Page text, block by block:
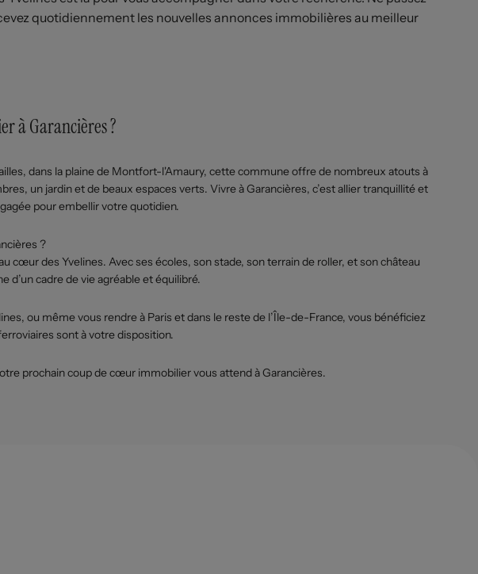
quotidiennement les nouvelles annonces immobilières au meilleur
à Garancières ?
dans la plaine de Montfort-l'Amaury, cette commune offre de nombreux atouts à
un jardin et de beaux espaces verts. Vivre à Garancières, c’est allier tranquillité et
pour embellir votre quotidien.
?
cœur des Yvelines. Avec ses écoles, son stade, son terrain de roller, et son château
d’un cadre de vie agréable et équilibré.
ou même vous rendre à Paris et dans le reste de l’Île-de-France, vous bénéficiez
sont à votre disposition.
prochain coup de cœur immobilier vous attend à Garancières.